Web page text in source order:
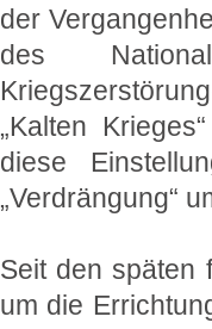
der
des
„Kalten
diese
„Verdrängung“
Seit den späten
um die